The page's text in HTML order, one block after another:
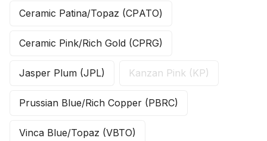
Ceramic Patina/Topaz (CPАТО)
Ceramic Pink/Rich Gold (CPRG)
Jasper Plum (JPL) Kanzan Pink (KP)
Prussian Blue/Rich Copper (PBRC)
Vinca Blue/Topaz (VBTO)